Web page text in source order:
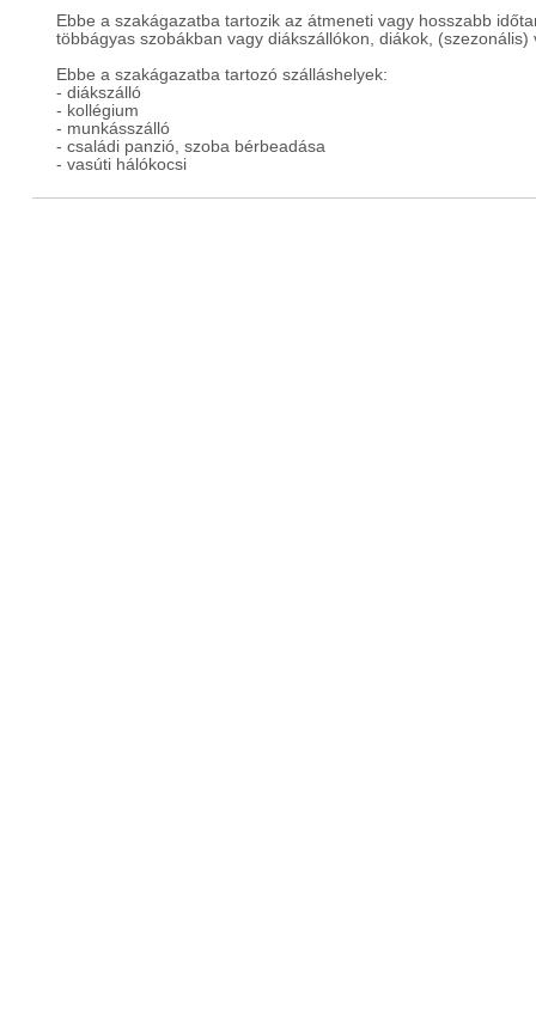
Ebbe a szakágazatba tartozik az átmeneti vagy hosszabb
többágyas szobákban vagy diákszállókon, diákok,
Ebbe a szakágazatba tartozó szálláshelyek:
- diákszálló
- kollégium
- munkásszálló
- családi panzió, szoba bérbeadása
- vasúti hálókocsi